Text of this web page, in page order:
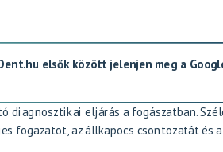
elsők között jelenjen meg a
diagnosztikai eljárás a fogászatban.
fogazatot, az állkapocs csontozatát és